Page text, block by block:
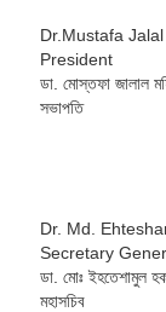
Dr.Mustafa
President
ডা. মোস্তফা জালাল
সভাপতি
Dr. Md.
Secretary
ডা. মোঃ ইহতেশামুল
মহাসচিব